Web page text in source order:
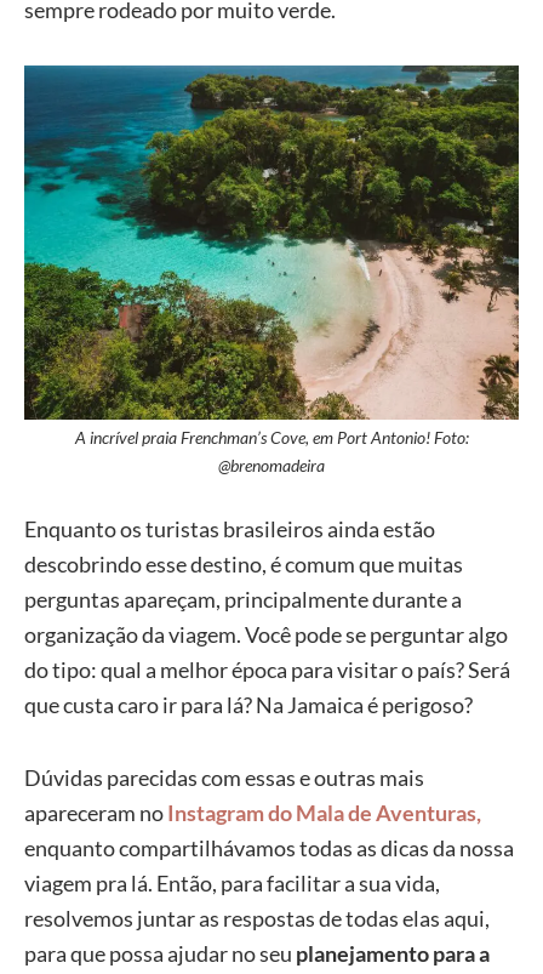
sempre rodeado por muito verde.
A incrível praia Frenchman’s Cove, em Port Antonio! Foto:
@brenomadeira
Enquanto os turistas brasileiros ainda estão
descobrindo esse destino, é comum que muitas
perguntas apareçam, principalmente durante a
organização da viagem. Você pode se perguntar algo
do tipo: qual a melhor época para visitar o país? Será
que custa caro ir para lá? Na Jamaica é perigoso?
Dúvidas parecidas com essas e outras mais
apareceram noInstagram do Mala de Aventuras,
enquanto compartilhávamos todas as dicas da nossa
viagem pra lá. Então, para facilitar a sua vida,
resolvemos juntar as respostas de todas elas aqui,
para que possa ajudar no seu planejamento para a